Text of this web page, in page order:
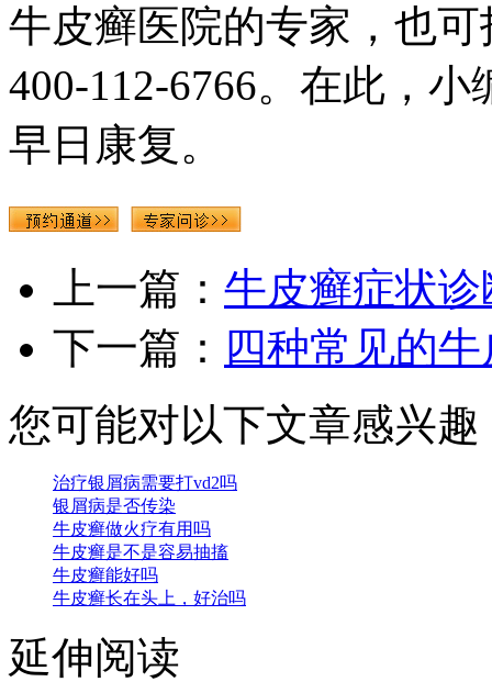
牛皮癣医院的专家，也
400-112-6766。在此，
早日康复。
上一篇： 牛皮癣症状
下一篇： 四种常见的
您可能对以下文章感兴趣
治疗银屑病需要打vd2吗
银屑病是否传染
牛皮癣做火疗有用吗
牛皮癣是不是容易抽搐
牛皮癣能好吗
牛皮癣长在头上，好治吗
延伸阅读